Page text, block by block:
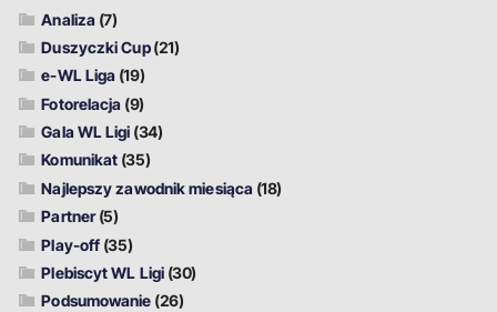
Analiza (7)
Duszyczki Cup(21)
e-WL Liga (19)
Fotorelacja (9)
Gala WL Ligi (34)
Komunikat (35)
Najlepszy zawodnik miesiąca (18)
Partner(5)
Play-off (35)
Plebiscyt WL Ligi (30)
Podsumowanie (26)